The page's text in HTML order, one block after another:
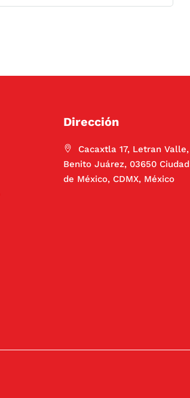
Dirección
Cacaxtla 17, Letran Valle,
Benito Juárez, 03650 Ciudad
de México, CDMX, México